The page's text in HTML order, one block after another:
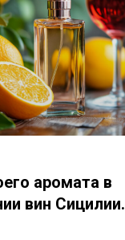
аромата в
вин Сицилии.